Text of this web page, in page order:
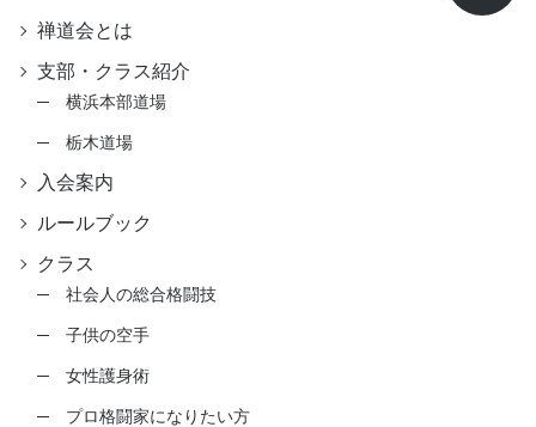
禅道会とは
支部・クラス紹介
横浜本部道場
栃木道場
入会案内
ルールブック
クラス
社会人の総合格闘技
子供の空手
女性護身術
プロ格闘家になりたい方